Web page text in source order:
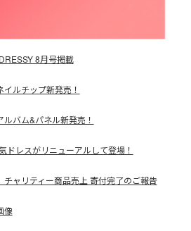
8月号掲載
イルチップ新発売！
ルバム&パネル新発売！
ドレスがリニューアルして登場！
チャリティー商品売上 寄付完了のご報告
像